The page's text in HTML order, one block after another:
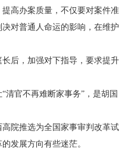
高办案质量，不仅要对案件准
对普通人命运的影响，在维护
后，加强对下指导，要求提升
官不再难断家事务”，是胡国
院推选为全国家事审判改革试
发展方向有些迷茫。